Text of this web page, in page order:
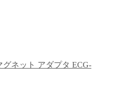
グネット アダプタ ECG-